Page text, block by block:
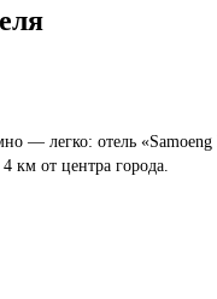
— легко: отель
км от центра города.